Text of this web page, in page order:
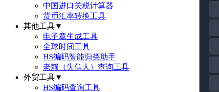
中国进口关税计算器
货币汇率转换工具
其他工具▼
电子章生成工具
全球时间工具
HS编码智能归类助手
老赖（失信人）查询工具
外贸工具▼
HS编码查询工具